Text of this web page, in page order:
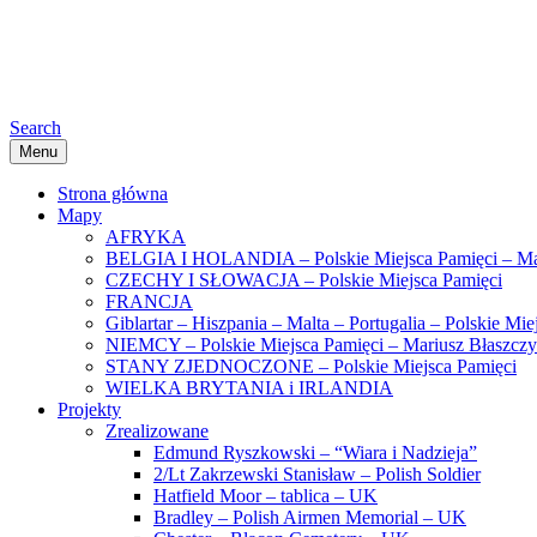
Search
Menu
Strona główna
Mapy
AFRYKA
BELGIA I HOLANDIA – Polskie Miejsca Pamięci –
CZECHY I SŁOWACJA – Polskie Miejsca Pamięci
FRANCJA
Giblartar – Hiszpania – Malta – Portugalia – Polskie
NIEMCY – Polskie Miejsca Pamięci – Mariusz
STANY ZJEDNOCZONE – Polskie Miejsca Pamięci
WIELKA BRYTANIA i IRLANDIA
Projekty
Zrealizowane
Edmund Ryszkowski – “Wiara i Nadzieja”
2/Lt Zakrzewski Stanisław – Polish Soldier
Hatfield Moor – tablica – UK
Bradley – Polish Airmen Memorial – UK